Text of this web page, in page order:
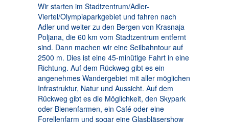
Wir starten im Stadtzentrum/Adler-
Viertel/Olympiaparkgebiet und fahren nach
Adler und weiter zu den Bergen von Krasnaja
Poljana, die 60 km vom Stadtzentrum entfernt
sind. Dann machen wir eine Seilbahntour auf
2500 m. Dies ist eine 45-minütige Fahrt in eine
Richtung. Auf dem Rückweg gibt es ein
angenehmes Wandergebiet mit aller möglichen
Infrastruktur, Natur und Aussicht. Auf dem
Rückweg gibt es die Möglichkeit, den Skypark
oder Bienenfarmen, ein Café oder eine
Forellenfarm und sogar eine Glasbläsershow